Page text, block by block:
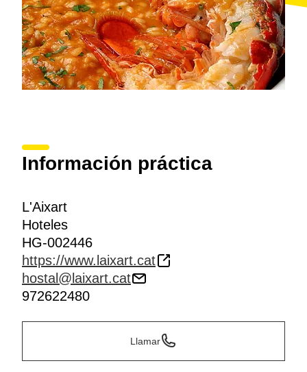
Información práctica
L'Aixart
Hoteles
HG-002446
https://www.laixart.cat
hostal@laixart.cat
972622480
Llamar